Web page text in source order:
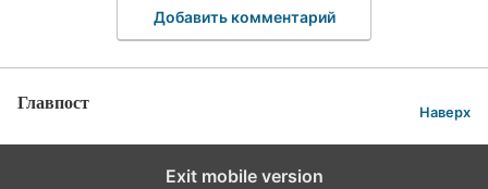
Добавить комментарий
Главпост Наверх
Exit mobile version